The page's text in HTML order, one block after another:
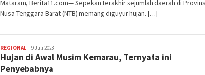
Mataram, Berita11.com— Sepekan terakhir sejumlah daerah di
Nusa Tenggara Barat (NTB) memang diguyur hujan. […]
REGIONAL Redaksi
9 Juli 2023
Hujan di Awal Musim Kemarau, Ternyata ini
Penyebabnya